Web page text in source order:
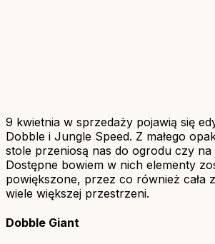
9 kwietnia w sprzedaży pojawią się
Dobble i Jungle Speed. Z małego
stole przeniosą nas do ogrodu czy na
Dostępne bowiem w nich elementy
powiększone, przez co również cała
wiele większej przestrzeni.
Dobble Giant